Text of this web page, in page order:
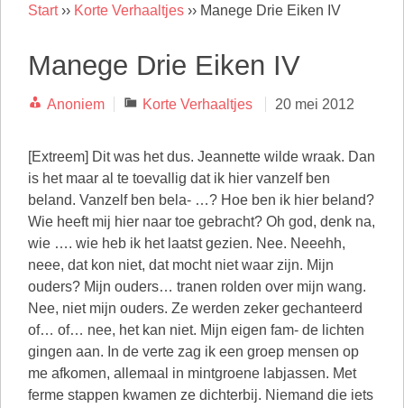
Start›› Korte Verhaaltjes ›› Manege Drie Eiken IV
Manege Drie Eiken IV
Anoniem Categorieën
Korte Verhaaltjes 20 mei 2012
[Extreem] Dit was het dus. Jeannette wilde wraak. Dan
is het maar al te toevallig dat ik hier vanzelf ben
beland. Vanzelf ben bela- …? Hoe ben ik hier beland?
Wie heeft mij hier naar toe gebracht? Oh god, denk na,
wie …. wie heb ik het laatst gezien. Nee. Neeehh,
neee, dat kon niet, dat mocht niet waar zijn. Mijn
ouders? Mijn ouders… tranen rolden over mijn wang.
Nee, niet mijn ouders. Ze werden zeker gechanteerd
of… of… nee, het kan niet. Mijn eigen fam- de lichten
gingen aan. In de verte zag ik een groep mensen op
me afkomen, allemaal in mintgroene labjassen. Met
ferme stappen kwamen ze dichterbij. Niemand die iets